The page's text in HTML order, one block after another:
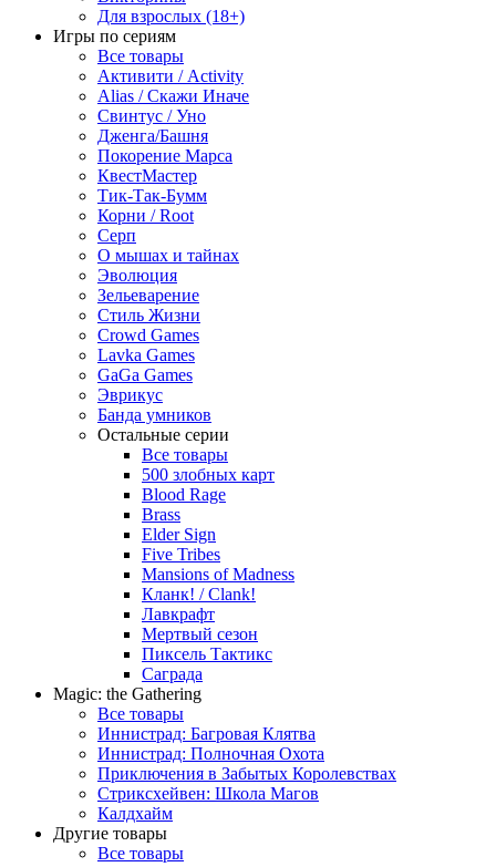
Для взрослых (18+)
Игры по сериям
Все товары
Активити / Activity
Alias / Скажи Иначе
Свинтус / Уно
Дженга/Башня
Покорение Марса
КвестМастер
Тик-Так-Бумм
Корни / Root
Серп
О мышах и тайнах
Эволюция
Зельеварение
Стиль Жизни
Crowd Games
Lavka Games
GaGa Games
Эврикус
Банда умников
Остальные серии
Все товары
500 злобных карт
Blood Rage
Brass
Elder Sign
Five Tribes
Mansions of Madness
Кланк! / Clank!
Лавкрафт
Мертвый сезон
Пиксель Тактикс
Саграда
Magic: the Gathering
Все товары
Иннистрад: Багровая Клятва
Иннистрад: Полночная Охота
Приключения в Забытых Королевствах
Стриксхейвен: Школа Магов
Калдхайм
Другие товары
Все товары